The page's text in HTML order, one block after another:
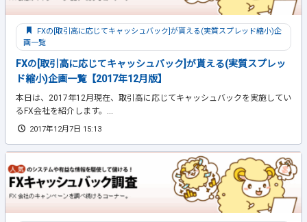
FXの[取引高に応じてキャッシュバック]が貰える(実質スプレッド縮小)企
画一覧
FXの[取引高に応じてキャッシュバック]が貰える(実質スプレッ
ド縮小)企画一覧【2017年12月版】
本日は、2017年12月現在、取引高に応じてキャッシュバックを実施してい
るFX会社を紹介します。...
2017年12月7日 15:13